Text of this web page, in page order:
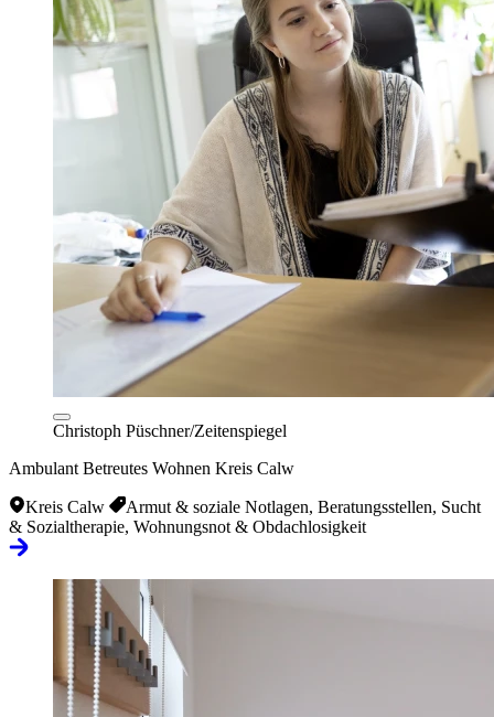
Christoph Püschner/Zeitenspiegel
Ambulant Betreutes Wohnen Kreis Calw
Kreis Calw
Armut & soziale Notlagen, Beratungsstellen, Sucht
& Sozialtherapie, Wohnungsnot & Obdachlosigkeit